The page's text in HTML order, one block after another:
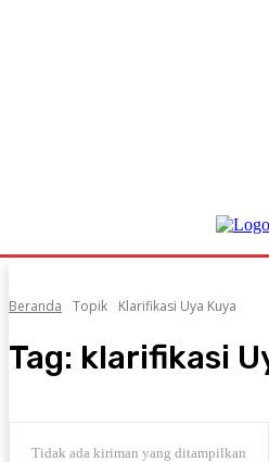
Beranda Topik Klarifikasi Uya Kuya
Tag: klarifikasi
Tidak ada kiriman yang ditampilkan